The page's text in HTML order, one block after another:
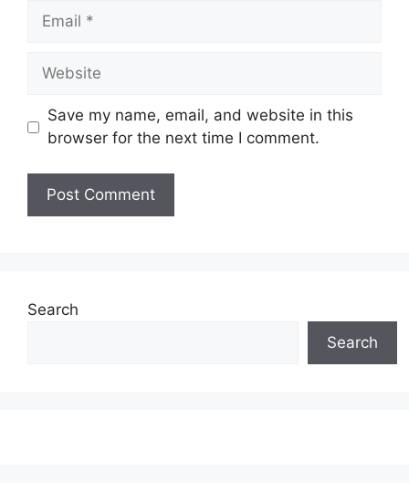
Email
Website
Save my name, email, and website in this
browser for the next time I comment.
Search
Search